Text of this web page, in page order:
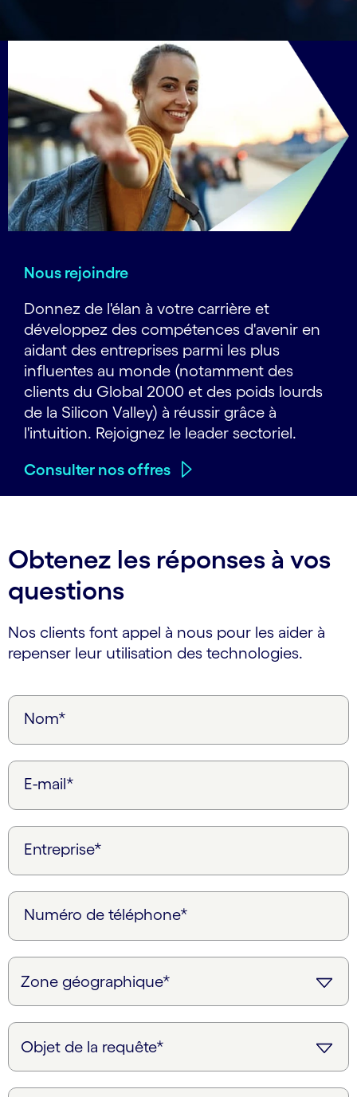
Nous rejoindre
Donnez de l'élan à votre carrière et
développez des compétences d'avenir en
aidant des entreprises parmi les plus
influentes au monde (notamment des
clients du Global 2000 et des poids lourds
de la Silicon Valley) à réussir grâce à
l'intuition. Rejoignez le leader sectoriel.
Consulter nos offres
Obtenez les réponses à vos
questions
Nos clients font appel à nous pour les aider à
repenser leur utilisation des technologies.
Nom*
E-mail*
Entreprise*
Numéro de téléphone*